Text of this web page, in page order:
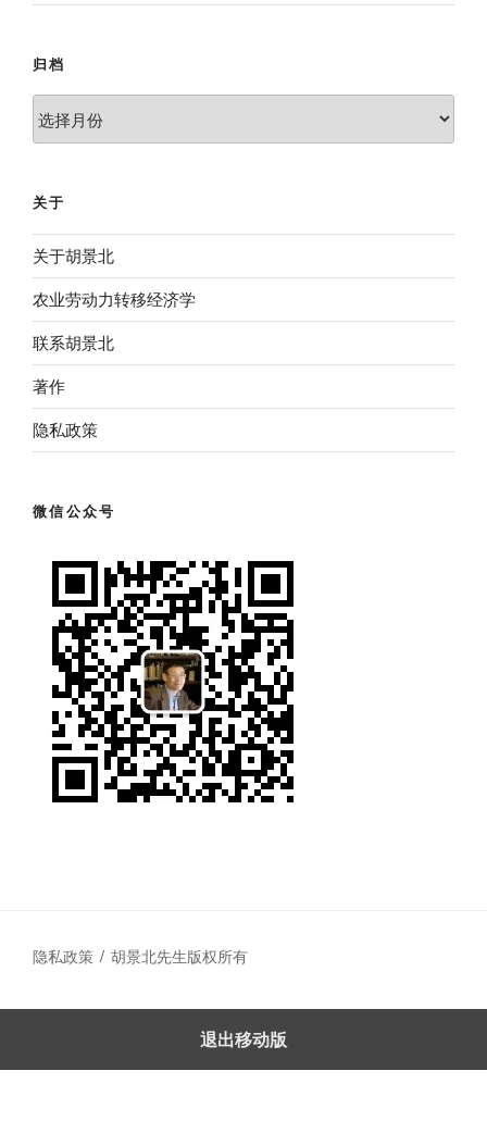
归档
档
关于
关于胡景北
农业劳动力转移经济学
联系胡景北
著作
隐私政策
微信公众号
隐私政策 胡景北先生版权所有
退出移动版